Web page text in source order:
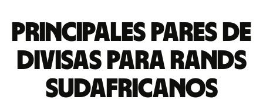
Principales pares de
divisas para rands
sudafricanos